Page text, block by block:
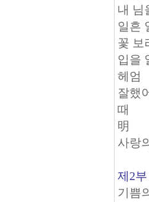
내 님
일흔
꽃 보
입을
헤엄
잘했
때
明
사랑
제2부
기쁨